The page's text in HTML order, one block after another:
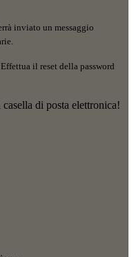
inviato un messaggio
il reset della password
di posta elettronica!